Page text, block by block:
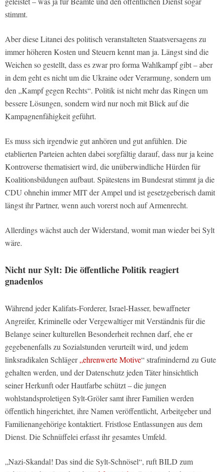
stimmt.
Aber diese Litanei des politisch veranstalteten Staatsversagens zu
immer höheren Kosten und Steuern kennt man ja. Längst sind die
Weichen so gestellt, dass es zwar pro forma Wahlkampf gibt – aber
in dem geht es nicht um die Ukraine oder Verarmung, sondern um
den „Kampf gegen Rechts“. Politik ist nicht mehr das Ringen um
bessere Lösungen, sondern wird nur noch mit Blick auf die
Kampagnenfähigkeit geführt.
Es muss sich irgendwie gut anhören und gut anfühlen. Die
etablierten Parteien achten dabei sorgfältig darauf, dass nur ja keine
Kontroverse thematisiert wird, die unüberwindliche Hürden für
Koalitionsbildungen aufbaut. Spätestens im Bundesrat stimmt ja die
CDU ohnehin immer MIT der Ampel und ist gesetzgeberisch damit
längst ihr Partner, wenn auch vorerst noch auf Armenrecht.
Allerdings wächst auch der Widerstand, womit man wieder bei Sylt
wäre.
Nicht nur Sylt: Die öffentliche Politik reagiert
gnadenlos
Während jeder Kalifats-Forderer, Israel-Hasser, bewaffneter
Angreifer, Kriminelle oder Vergewaltiger mit Verständnis für die
Belange seiner kulturellen Besonderheit rechnen darf, ehe er
gegebenenfalls zu Sozialstunden verurteilt wird, und jedem
linksradikalen Schläger„ehrenwerte Motive“ strafmindernd zu Gute
gehalten werden, und der Datenschutz jeden Täter hinsichtlich
seiner Herkunft oder Hautfarbe schützt – die jungen
wohlstandsproletigen Sylt-Gröler samt ihrer Familien werden
öffentlich hingerichtet, ihre Namen veröffentlicht, Arbeitgeber und
Familienangehörige kontaktiert. Fristlose Entlassungen aus dem
Dienst. Die Schnüffelei erfasst ihr gesamtes Umfeld.
„Nazi-Skandal! Das sind die Sylt-Schnösel“, ruft BILD zum